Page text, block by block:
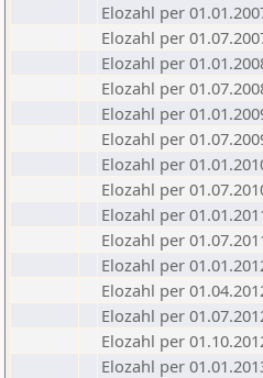
Elozahl per
Elozahl per
Elozahl per
Elozahl per
Elozahl per
Elozahl per
Elozahl per
Elozahl per
Elozahl per
Elozahl per
Elozahl per
Elozahl per
Elozahl per
Elozahl per
Elozahl per